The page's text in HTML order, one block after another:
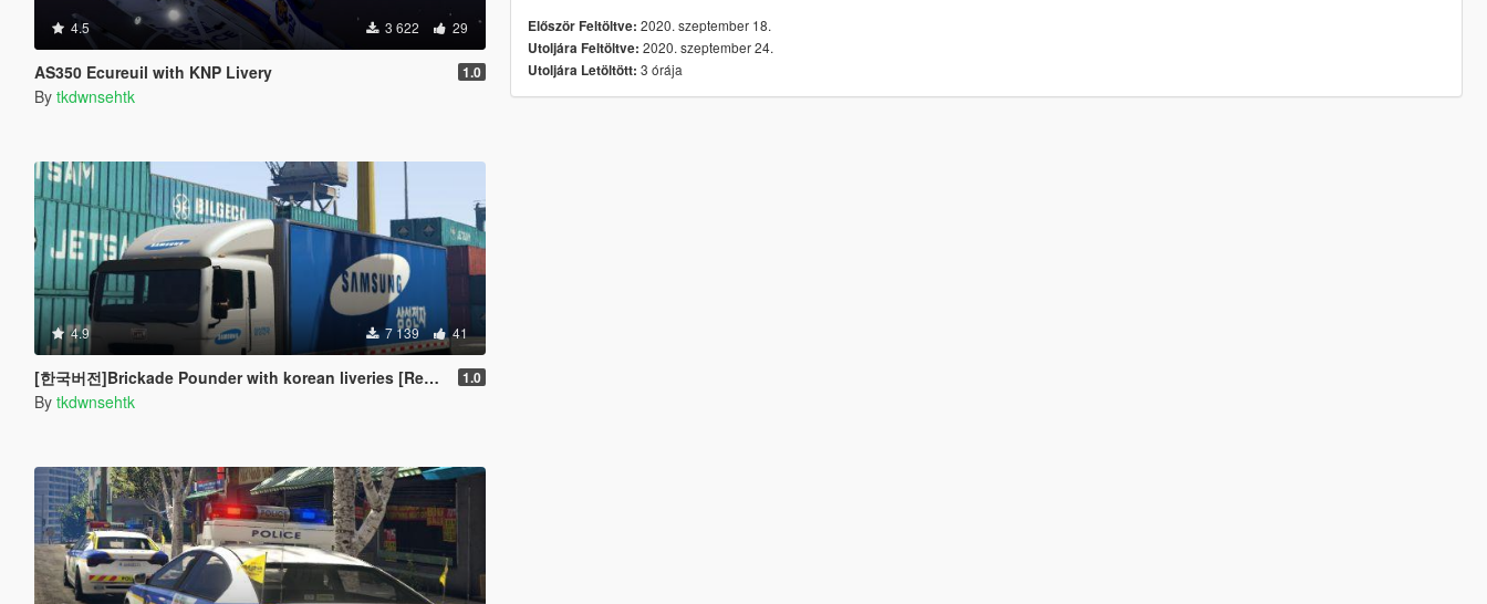
4.5 3 622 29
AS350 Ecureuil with KNP Livery 1.0
By tkdwnsehtk
4.9 7 139 41
[한국버전]Brickade Pounder with korean liveries [Replace] 1.0
By tkdwnsehtk
Először Feltöltve: 2020. szeptember 18.
Utoljára Feltöltve: 2020. szeptember 24.
Utoljára Letöltött: 3 órája